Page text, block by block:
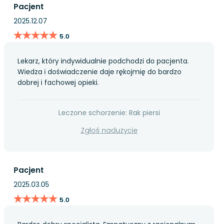
Pacjent
2025.12.07
★★★★★
★★★★★ 5.0
Lekarz, który indywidualnie podchodzi do pacjenta.
Wiedza i doświadczenie daje rękojmię do bardzo
dobrej i fachowej opieki.
Leczone schorzenie: Rak piersi
Zgłoś nadużycie
Pacjent
2025.03.05
★★★★★
★★★★★ 5.0